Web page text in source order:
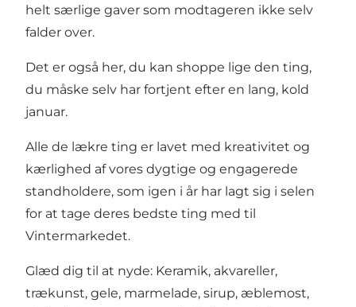
helt særlige gaver som modtageren ikke selv
falder over.
Det er også her, du kan shoppe lige den ting,
du måske selv har fortjent efter en lang, kold
januar.
Alle de lækre ting er lavet med kreativitet og
kærlighed af vores dygtige og engagerede
standholdere, som igen i år har lagt sig i selen
for at tage deres bedste ting med til
Vintermarkedet.
Glæd dig til at nyde: Keramik, akvareller,
trækunst, gele, marmelade, sirup, æblemost,